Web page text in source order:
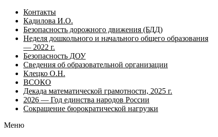
Контакты
Кадилова И.О.
Безопасность дорожного движения (БДД)
Неделя дошкольного и начального общего образования
— 2022 г.
Безопасность ДОУ
Сведения об образовательной организации
Клецко О.Н.
ВСОКО
Декада математической грамотности, 2025 г.
2026 — Год единства народов России
Сокращение бюрократической нагрузки
Меню